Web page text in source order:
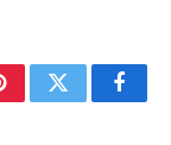
فيسبوكتويتر